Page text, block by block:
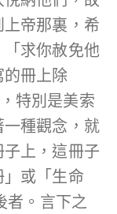
帝那裏，希
求你赦免他
冊上除
特別是美索
種觀念，就
上，這冊子
或「生命
者。言下之